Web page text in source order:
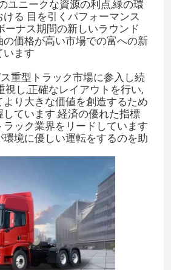
ユニークな資源の利点,緑の環
る 目を引くパフォーマンス
ーナス期間の新しいラウンド
の価格が高い市場での富への新
います
重型トラック市場に参入し続
視し,正確なレイアウトを行い,
り大きな価値を創造するため
ています.経済の優れた指標
ック業界をリードしています
環境に優しい運転をするのを助